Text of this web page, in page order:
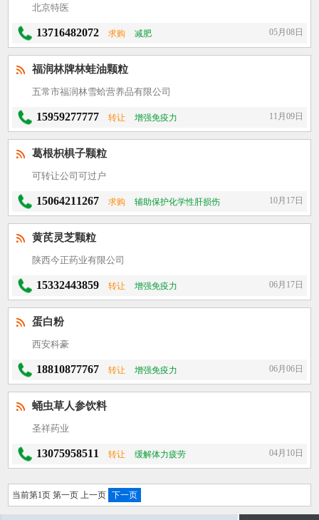
北京特医
13716482072 求购 减肥 05月08日
福润林牌林蛙油颗粒
五常市福润林雪蛤营养品有限公司
15959277777 转让 增强免疫力 11月09日
葛根枳椇子颗粒
可转让公司可过户
15064211267 求购 辅助保护化学性肝损伤 10月17日
黄芪灵芝颗粒
陕西今正药业有限公司
15332443859 转让 增强免疫力 06月17日
蛋白粉
西安科豪
18810877767 转让 增强免疫力 06月06日
蛹虫草人参饮料
圣祥药业
13075958511 转让 缓解体力疲劳 04月10日
当前第1页 第一页 上一页 下一页